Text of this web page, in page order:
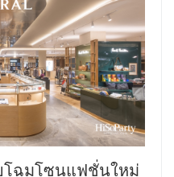
โฉมโซนแฟชั่นใหม่